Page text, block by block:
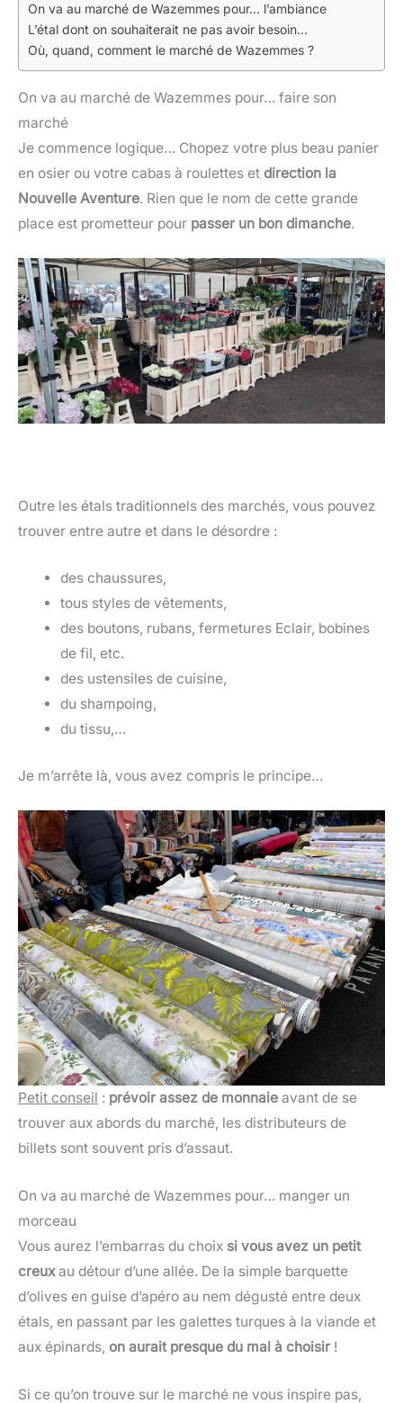
On va au marché de Wazemmes pour… l’ambiance
L’étal dont on souhaiterait ne pas avoir besoin…
Où, quand, comment le marché de Wazemmes ?
On va au marché de Wazemmes pour… faire son
marché
Je commence logique… Chopez votre plus beau panier
en osier ou votre cabas à roulettes et direction la
Nouvelle Aventure. Rien que le nom de cette grande
place est prometteur pour passer un bon dimanche.
Outre les étals traditionnels des marchés, vous pouvez
trouver entre autre et dans le désordre :
des chaussures,
tous styles de vêtements,
des boutons, rubans, fermetures Eclair, bobines
de fil, etc.
des ustensiles de cuisine,
du shampoing,
du tissu,…
Je m’arrête là, vous avez compris le principe…
Petit conseil : prévoir assez de monnaie avant de se
trouver aux abords du marché, les distributeurs de
billets sont souvent pris d’assaut.
On va au marché de Wazemmes pour… manger un
morceau
Vous aurez l’embarras du choix si vous avez un petit
creuxau détour d’une allée. De la simple barquette
d’olives en guise d’apéro au nem dégusté entre deux
étals, en passant par les galettes turques à la viande et
aux épinards, on aurait presque du mal à choisir !
Si ce qu’on trouve sur le marché ne vous inspire pas,